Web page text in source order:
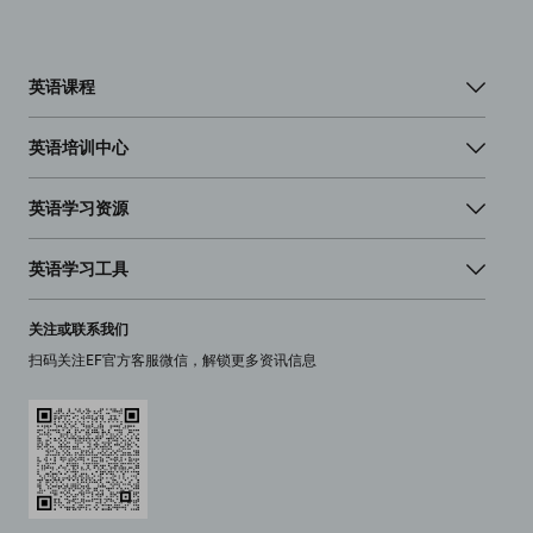
英语课程
英语培训中心
英语学习资源
英语学习工具
关注或联系我们
扫码关注EF官方客服微信，解锁更多资讯信息